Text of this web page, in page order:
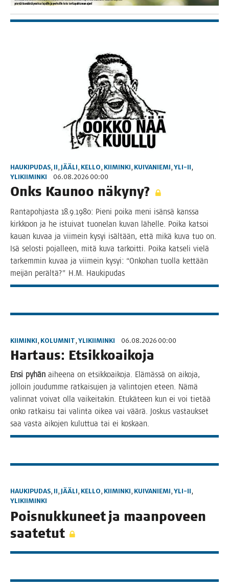
HAUKIPUDAS, II, JÄÄLI, KELLO, KIIMINKI, KUIVANIEMI, YLI-II,
YLIKIIMINKI
06.08.2026 00:00
Onks Kau­noo näkyny?
Ran­ta­poh­jas­ta 18.9.1980: Pie­ni poi­ka meni isän­sä kans­sa
kirk­koon ja he istui­vat tuo­ne­lan kuvan lähel­le. Poi­ka kat­soi
kau­an kuvaa ja vii­mein kysyi isäl­tään, että mikä kuva tuo on.
Isä selos­ti pojal­leen, mitä kuva tar­koit­ti. Poi­ka kat­se­li vie­lä
tar­kem­min kuvaa ja vii­mein kysyi: “Onko­han tuol­la ket­tään
mei­jän peräl­tä?” H.M. Haukipudas
KIIMINKI, KOLUMNIT, YLIKIIMINKI 06.08.2026 00:00
Har­taus: Etsikkoaikoja
Ensi pyhän aihee­na on etsik­koai­ko­ja. Elä­mäs­sä on aiko­ja,
jol­loin jou­dum­me rat­kai­su­jen ja valin­to­jen eteen. Nämä
valin­nat voi­vat olla vai­kei­ta­kin. Etu­kä­teen kun ei voi tie­tää
onko rat­kai­su tai valin­ta oikea vai vää­rä. Jos­kus vas­tauk­set
saa vas­ta aiko­jen kulut­tua tai ei koskaan.
HAUKIPUDAS, II, JÄÄLI, KELLO, KIIMINKI, KUIVANIEMI, YLI-II,
YLIKIIMINKI
Pois­nuk­ku­neet ja maan­po­veen
saatetut